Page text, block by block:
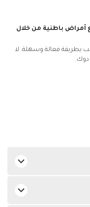
باطنية من خلال
بطريقة فعالة وسهلة. لا
دوك.